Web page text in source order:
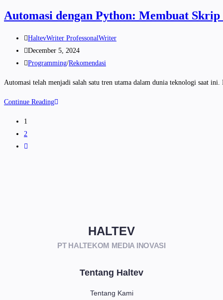
Automasi dengan Python: Membuat
HaltevWriter ProfessonalWriter
December 5, 2024
Programming/Rekomendasi
Automasi telah menjadi salah satu tren utama dalam dunia teknologi saat
Continue Reading
1
2
HALTEV​
PT HALTEKOM MEDIA INOVASI
Tentang Haltev
Tentang Kami